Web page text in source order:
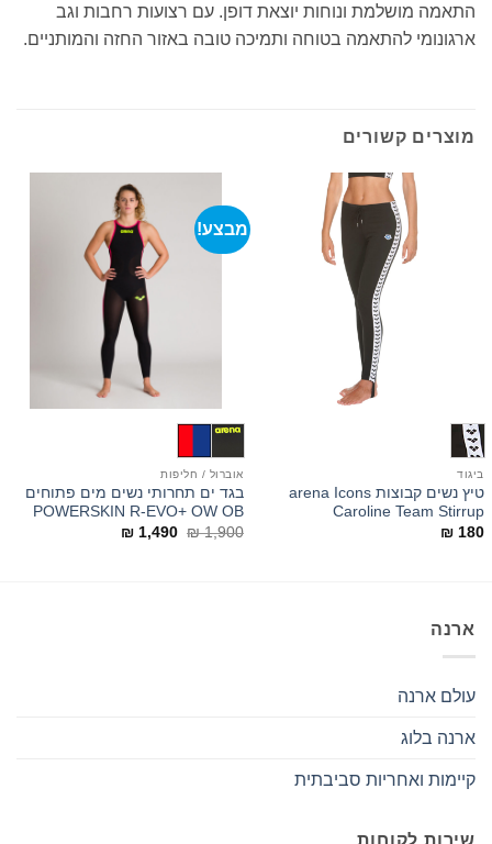
התאמה מושלמת ונוחות יוצאת דופן. עם רצועות רחבות וגב
ארגונומי להתאמה בטוחה ותמיכה טובה באזור החזה והמותניים.
מוצרים קשורים
ביגוד
טיץ נשים קבוצות arena Icons
Caroline Team Stirrup
₪ 180
מבצע!
אוברול / חליפות
בגד ים תחרותי נשים מים פתוחים
POWERSKIN R-EVO+ OW OB
₪1,900
המחיר ₪1,490
ארנה
עולם ארנה
ארנה בלוג
קיימות ואחריות סביבתית
שירות לקוחות